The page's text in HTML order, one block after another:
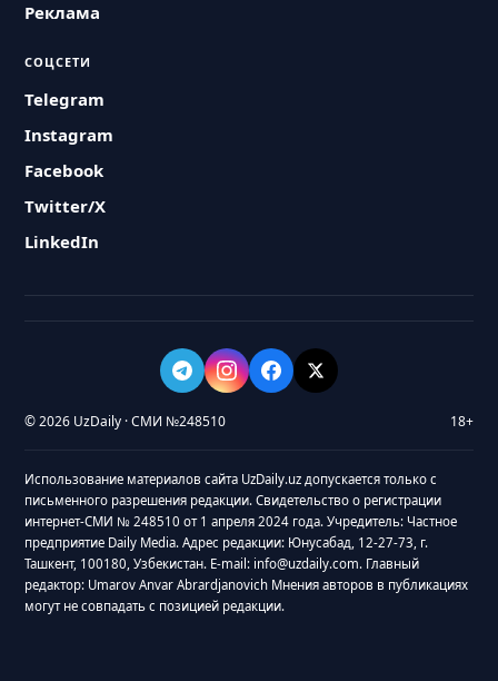
Реклама
СОЦСЕТИ
Telegram
Instagram
Facebook
Twitter/X
LinkedIn
© 2026 UzDaily · СМИ №248510 18+
Использование материалов сайта UzDaily.uz допускается только с
письменного разрешения редакции. Свидетельство о регистрации
интернет-СМИ № 248510 от 1 апреля 2024 года. Учредитель: Частное
предприятие Daily Media. Адрес редакции: Юнусабад, 12-27-73, г.
Ташкент, 100180, Узбекистан. E-mail: info@uzdaily.com. Главный
редактор: Umarov Anvar Abrardjanovich Мнения авторов в публикациях
могут не совпадать с позицией редакции.